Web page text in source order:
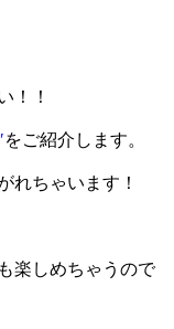
！！
をご紹介します。
れちゃいます！
楽しめちゃうので